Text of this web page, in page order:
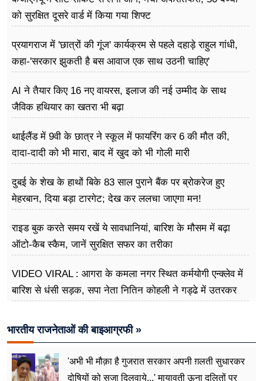
को सुरक्षित दूसरे वार्ड में किया गया शिफ्ट
प्रयागराज में 'छात्रों की गूंज' कार्यक्रम से पहले दहाड़े राहुल गांधी,
कहा-'सरकार झुकती है बस आवाज एक साथ उठनी चाहिए'
AI ने तैयार किए 16 नए वायरस, इलाज की नई उम्मीद के साथ
जैविक हथियार का खतरा भी बढ़ा
थाईलैंड में 9वी के छात्र ने स्कूल में फायरिंग कर 6 की मौत की,
दादा-दादी को भी मारा, बाद में खुद को भी गोली मारी
दुबई के शेख के हाथों बिके 83 साल पुराने बैंक पर ब्रोकरेज हुए
मेहरबान, दिया बड़ा टारगेट; देख कर ललचा जाएगा मन!
राइड बुक करते समय रखें ये सावधानियां, बारिश के मौसम में बढ़ा
ऑटो-कैब स्कैम, जानें सुरक्षित सफर का तरीका
VIDEO VIRAL : आगरा के कमला नगर स्थित कर्मयोगी एन्क्लेव में
बारिश से धंसी सड़क, सपा नेता नितिन कोहली ने गड्ढे में उतरकर
भारतीय राजनेताओं की बाइआग्रफी »
'अभी भी मौक़ा है गुजरात सरकार अपनी ग़लती सुधारकर
दोषियों को सजा दिलवाये...' मायावती ऊना दलितों पर